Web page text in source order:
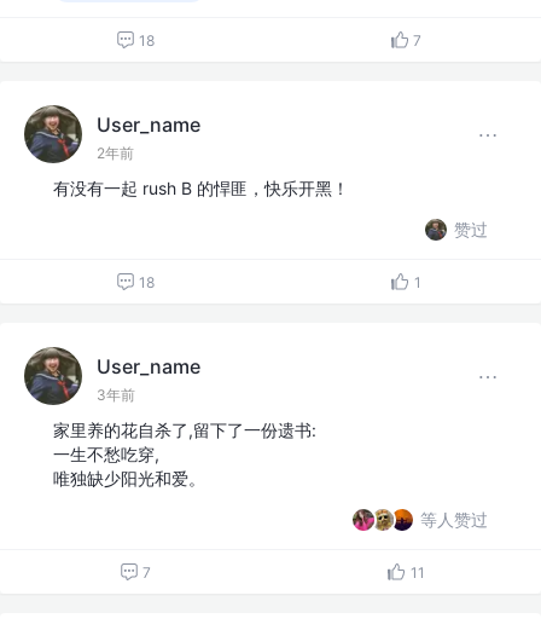
18 7
User_name
2年前
有没有一起 rush B 的悍匪，快乐开黑！
赞过
18 1
User_name
3年前
家里养的花自杀了,留下了一份遗书:
一生不愁吃穿,
唯独缺少阳光和爱。
等人赞过
7 11